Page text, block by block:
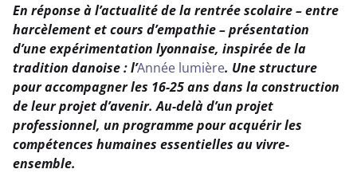
En réponse à l’actualité de la rentrée scolaire – entre
harcèlement et cours d’empathie – présentation
d’une expérimentation lyonnaise, inspirée de la
tradition danoise : l’Année lumière. Une structure
pour accompagner les 16-25 ans dans la construction
de leur projet d’avenir. Au-delà d’un projet
professionnel, un programme pour acquérir les
compétences humaines essentielles au vivre-
ensemble.